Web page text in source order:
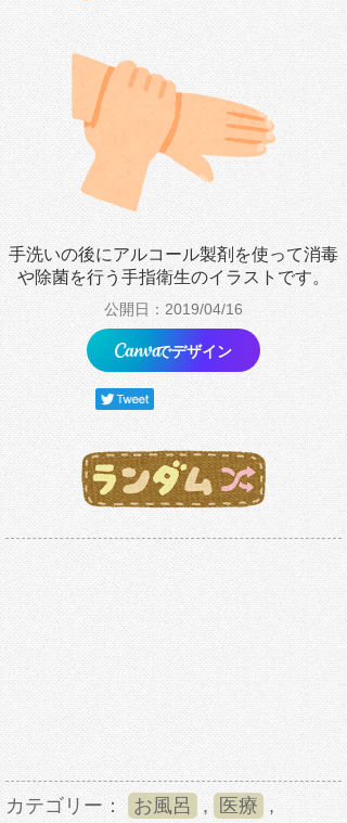
手洗いの後にアルコール製剤を使って消毒
や除菌を行う手指衛生のイラストです。
公開日：2019/04/16
でデザイン
カテゴリー： お風呂 , 医療 ,